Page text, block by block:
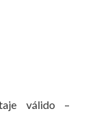
válido –